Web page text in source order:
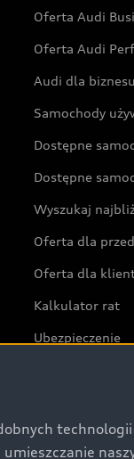
Oferta Audi
Oferta Audi
Audi dla biznesu
Samochody
Dostępne
Dostępne
Wyszukaj
Oferta dla
Oferta dla
Kalkulator rat
Ubezpieczenie
Audi exclusive